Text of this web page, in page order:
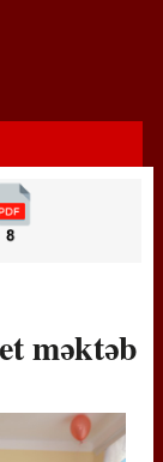
məktəb